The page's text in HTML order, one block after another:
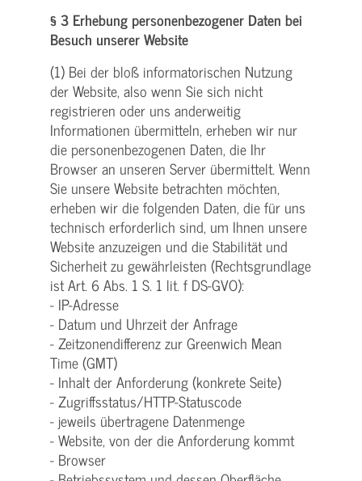
§ 3 Erhebung personenbezogener Daten bei
Besuch unserer Website
(1) Bei der bloß informatorischen Nutzung
der Website, also wenn Sie sich nicht
registrieren oder uns anderweitig
Informationen übermitteln, erheben wir nur
die personenbezogenen Daten, die Ihr
Browser an unseren Server übermittelt. Wenn
Sie unsere Website betrachten möchten,
erheben wir die folgenden Daten, die für uns
technisch erforderlich sind, um Ihnen unsere
Website anzuzeigen und die Stabilität und
Sicherheit zu gewährleisten (Rechtsgrundlage
ist Art. 6 Abs. 1 S. 1 lit. f DS-GVO):
- IP-Adresse
- Datum und Uhrzeit der Anfrage
- Zeitzonendifferenz zur Greenwich Mean
Time (GMT)
- Inhalt der Anforderung (konkrete Seite)
- Zugriffsstatus/HTTP-Statuscode
- jeweils übertragene Datenmenge
- Website, von der die Anforderung kommt
- Browser